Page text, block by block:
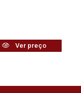
Ver preço